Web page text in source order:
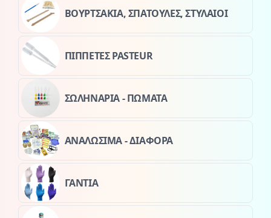
ΒΟΥΡΤΣΑΚΙΑ, ΣΠΑΤΟΥΛΕΣ, ΣΤΥΛΑΙΟΙ
ΠΙΠΠΕΤΕΣ PASTEUR
ΣΩΛΗΝΑΡΙΑ - ΠΩΜΑΤΑ
ΑΝΑΛΩΣΙΜΑ - ΔΙΑΦΟΡΑ
ΓΑΝΤΙΑ